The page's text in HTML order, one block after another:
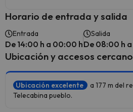
Horario de entrada y salida
Entrada
De 14:00 h a 00:00 h
Salida
De 08:00 h
Ubicación y accesos
Ubicación excelente
a 177 m del
Telecabina pueblo.